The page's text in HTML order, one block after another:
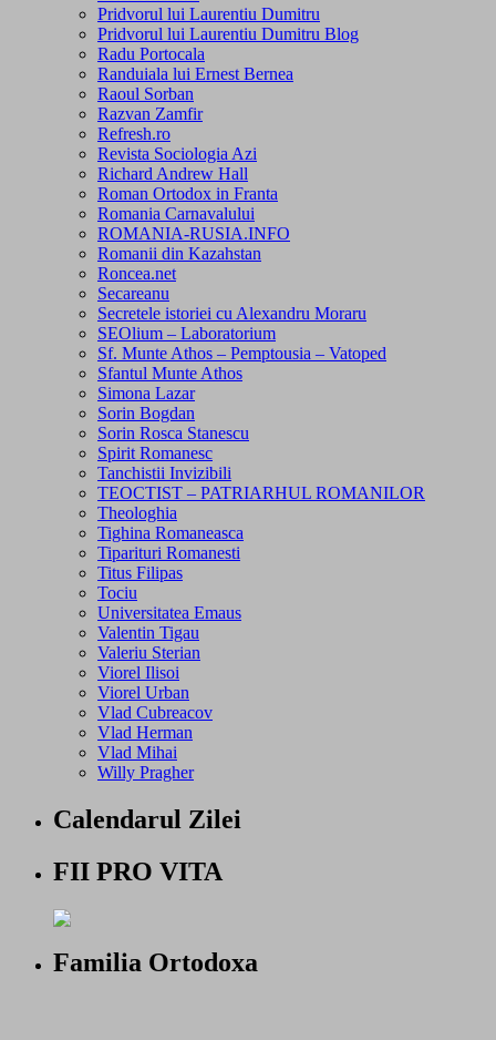
Pridvorul lui Laurentiu Dumitru
Pridvorul lui Laurentiu Dumitru Blog
Radu Portocala
Randuiala lui Ernest Bernea
Raoul Sorban
Razvan Zamfir
Refresh.ro
Revista Sociologia Azi
Richard Andrew Hall
Roman Ortodox in Franta
Romania Carnavalului
ROMANIA-RUSIA.INFO
Romanii din Kazahstan
Roncea.net
Secareanu
Secretele istoriei cu Alexandru Moraru
SEOlium – Laboratorium
Sf. Munte Athos – Pemptousia – Vatoped
Sfantul Munte Athos
Simona Lazar
Sorin Bogdan
Sorin Rosca Stanescu
Spirit Romanesc
Tanchistii Invizibili
TEOCTIST – PATRIARHUL ROMANILOR
Theologhia
Tighina Romaneasca
Tiparituri Romanesti
Titus Filipas
Tociu
Universitatea Emaus
Valentin Tigau
Valeriu Sterian
Viorel Ilisoi
Viorel Urban
Vlad Cubreacov
Vlad Herman
Vlad Mihai
Willy Pragher
Calendarul Zilei
FII PRO VITA
Familia Ortodoxa